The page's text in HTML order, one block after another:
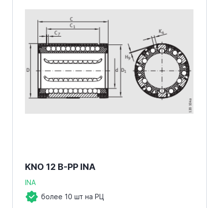
KNO 12 B-PP INA
INA
более 10 шт на РЦ